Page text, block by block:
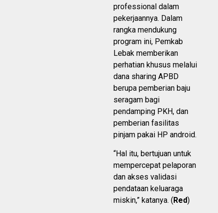
professional dalam
pekerjaannya. Dalam
rangka mendukung
program ini, Pemkab
Lebak memberikan
perhatian khusus melalui
dana sharing APBD
berupa pemberian baju
seragam bagi
pendamping PKH, dan
pemberian fasilitas
pinjam pakai HP android.
“Hal itu, bertujuan untuk
mempercepat pelaporan
dan akses validasi
pendataan keluaraga
miskin,” katanya. (Red)